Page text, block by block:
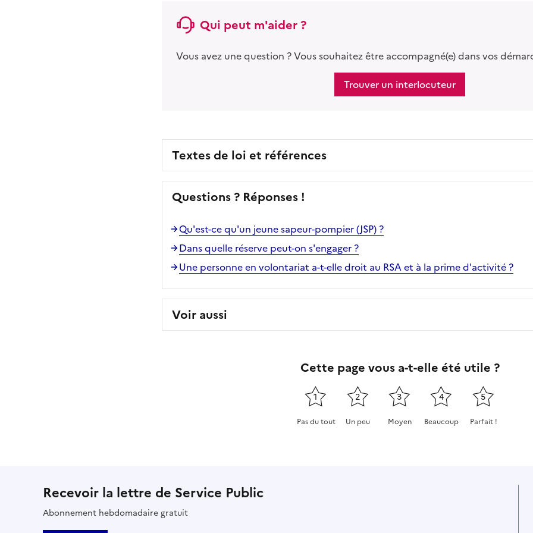
Qui peut m'aider ?
Vous avez une question ? Vous souhaitez être accompagné(e) dans vos
Trouver un interlocuteur
Textes de loi et références
Questions ? Réponses !
Qu'est-ce qu'un jeune sapeur-pompier (JSP) ?
Dans quelle réserve peut-on s'engager ?
Une personne en volontariat a-t-elle droit au RSA et à la prime d'activité ?
Voir aussi
Cette page vous a-t-elle été utile ?
1
Pas du tout
2
Un peu
3
Moyen
4
Beaucoup
5
Parfait !
Recevoir la lettre de Service Public
Abonnement hebdomadaire gratuit